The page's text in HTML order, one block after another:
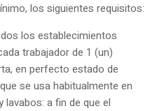
los siguientes requisitos:
los establecimientos
trabajador de 1 (un)
en perfecto estado de
se usa habitualmente en
a fin de que el